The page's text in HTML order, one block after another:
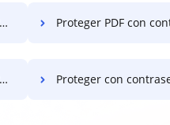
Proteger PDF con contraseña y convertir PDF a
Proteger con contraseña PDF y convertir PDF a